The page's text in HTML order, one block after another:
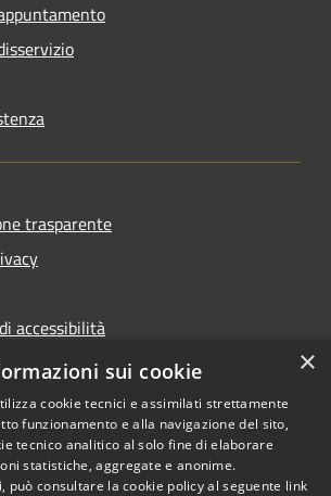
trasparente
accessibilità
Copyright © 2026 • Comune di
×
sui cookie
cookie tecnici e assimilati strettamente
funzionamento e alla navigazione del sito,
tecnico analitico al solo fine di elaborare
statistiche, aggregate e anonime.
può consultare la cookie policy al seguente link